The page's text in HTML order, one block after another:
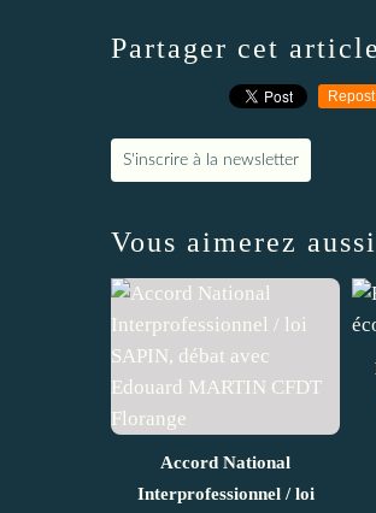
Partager cet article
Repost
S'inscrire à la newsletter
Vous aimerez
Accord National
Interprofessionnel / loi